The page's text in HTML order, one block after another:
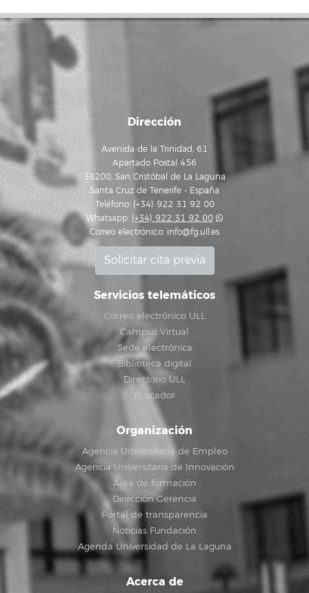
Dirección
Avenida de la Trinidad, 61
Apartado Postal 456
38200, San Cristóbal de La Laguna
Santa Cruz de Tenerife - España
Teléfono: (+34) 922 31 92 00
Whatsapp: (+34) 922 31 92 00
Correo electrónico: info@fg.ull.es
Solicitar cita previa
Servicios telemáticos
Correo electrónico ULL
Campus Virtual
Sede electrónica
Biblioteca digital
Directorio ULL
Buscador
Organización
Agencia Universitaria de Empleo
Agencia Universitaria de Innovación
Área de formación
Dirección Gerencia
Portal de transparencia
Noticias Fundación
Agenda Universidad de La Laguna
Acerca de